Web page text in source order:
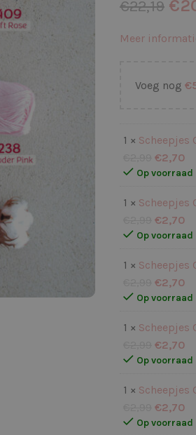
€22,19 €
Meer
Voeg nog €
1 × Scheepjes
€2,70
Op voorraad
1 × Scheepjes
€2,70
Op voorraad
1 × Scheepjes
€2,70
Op voorraad
1 × Scheepjes
€2,70
Op voorraad
1 × Scheepjes
€2,70
Op voorraad